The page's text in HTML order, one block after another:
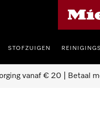
STOFZUIGEN
vanaf € 20 | Betaal